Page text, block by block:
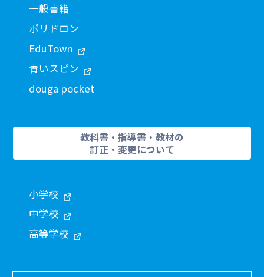
一般書籍
ポリドロン
EduTown
青いスピン
douga pocket
教科書・指導書・教材の
訂正・変更について
小学校
中学校
高等学校